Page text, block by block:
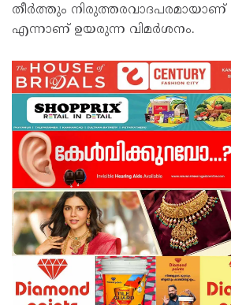
തീര്‍ത്തും നിരുത്തരവാദപരമായാണ്
എന്നാണ് ഉയരുന്ന വിമര്‍ശനം.